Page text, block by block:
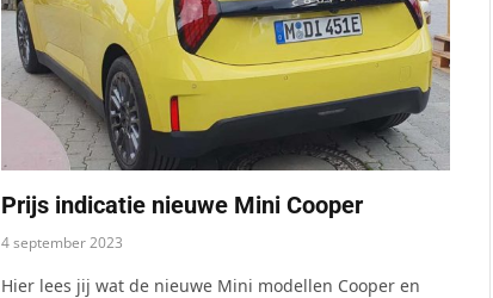
Prijs indicatie nieuwe Mini Cooper
4 september 2023
Hier lees jij wat de nieuwe Mini modellen Cooper en